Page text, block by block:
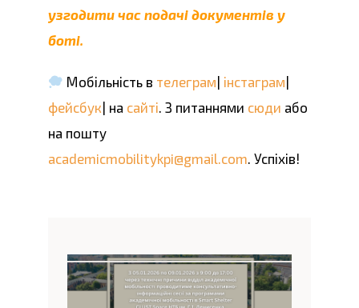
узгодити час подачі документів у
боті.
Мобільність в телеграм інстаграм
фейсбук | на сайті. З питаннями сюди або
на пошту
academicmobilitykpi@gmail.com. Успіхів!